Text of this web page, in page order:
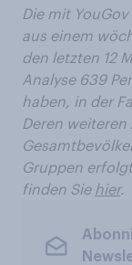
Die mit
aus einem
den letzten 12
Analyse 639
haben, in der
Deren
Gruppen
finden Sie hier.